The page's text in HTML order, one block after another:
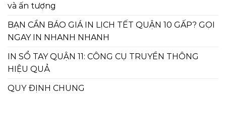
và ấn tượng
BẠN CẦN BÁO GIÁ IN LỊCH TẾT QUẬN 10 GẤP? GỌI
NGAY IN NHANH NHANH
IN SỔ TAY QUẬN 11: CÔNG CỤ TRUYỀN THÔNG
HIỆU QUẢ
QUY ĐỊNH CHUNG